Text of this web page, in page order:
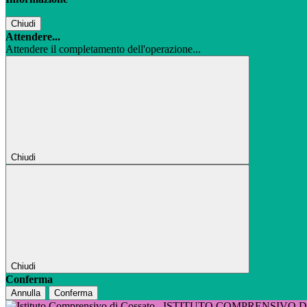
Chiudi
Attendere...
Attendere il completamento dell'operazione...
Chiudi
Chiudi
Conferma
Annulla Conferma